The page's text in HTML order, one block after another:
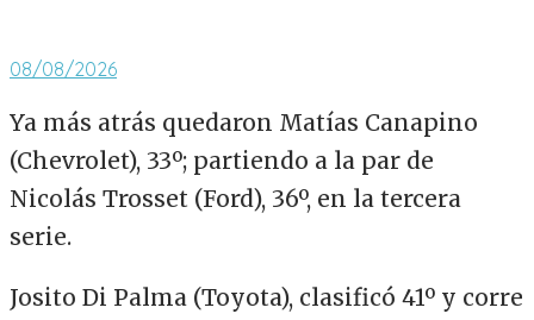
08/08/2026
Ya más atrás quedaron Matías Canapino
(Chevrolet), 33º; partiendo a la par de
Nicolás Trosset (Ford), 36º, en la tercera
serie.
Josito Di Palma (Toyota), clasificó 41º y corre